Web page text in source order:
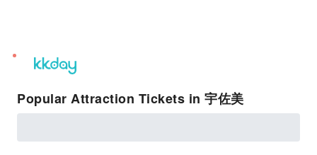
unread
notifications
Popular Attraction Tickets in 宇佐美